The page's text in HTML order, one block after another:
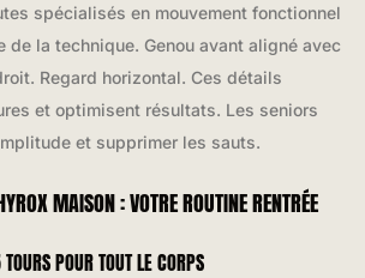
spécialisés en mouvement fonctionnel
de la technique. Genou avant aligné avec
Regard horizontal. Ces détails
et optimisent résultats. Les seniors
et supprimer les sauts.
MAISON : VOTRE ROUTINE RENTRÉE
POUR TOUT LE CORPS